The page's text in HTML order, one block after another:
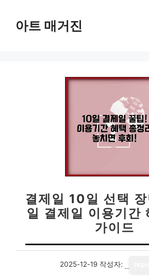
아트 매거진
결제일 10일 선택
일 결제일 이용기간
가이드
2025-12-19 작성자: